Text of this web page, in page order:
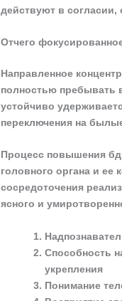
действуют в
Отчего
Направленное
полностью пребывать
устойчиво
переключения на
Процесс повышения
головного органа и ее
сосредоточения
ясного и
Способность
укрепления
Понимание